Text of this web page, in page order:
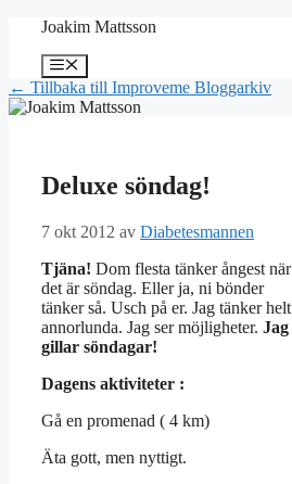
Hoppa
innehåll
Joakim Mattsson
Meny
← Tillbaka till Improveme Bloggarkiv
Deluxe söndag!
7 okt 2012 av Diabetesmannen
Tjäna! Dom flesta tänker ångest när
det är söndag. Eller ja, ni bönder
tänker så. Usch på er. Jag tänker helt
annorlunda. Jag ser möjligheter. Jag
gillar söndagar!
Dagens aktiviteter :
Gå en promenad ( 4 km)
Äta gott, men nyttigt.